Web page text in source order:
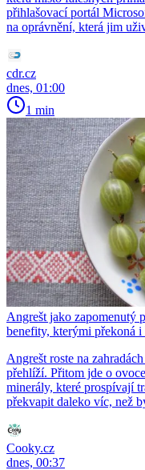
přihlašovací portál
na oprávnění, která jim
cdr.cz
dnes, 01:00
1 min
Angrešt jako zapomenutý
benefity, kterými překoná
Angrešt roste na
přehlíží. Přitom jde o
minerály, které prospívají
překvapit daleko víc, než
Cooky.cz
dnes, 00:37